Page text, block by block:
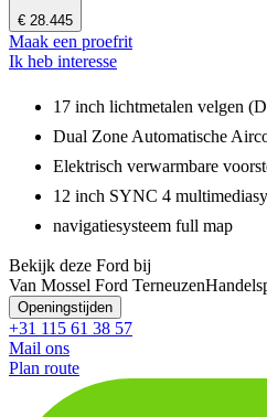
€ 28.445
Maak een proefrit
Ik heb interesse
17 inch lichtmetalen velgen
Dual Zone Automatische
Elektrisch verwarmbare
12 inch SYNC 4
navigatiesysteem full map
Bekijk deze Ford bij
Van Mossel Ford Terneuzen
Openingstijden
+31 115 61 38 57
Mail ons
Plan route